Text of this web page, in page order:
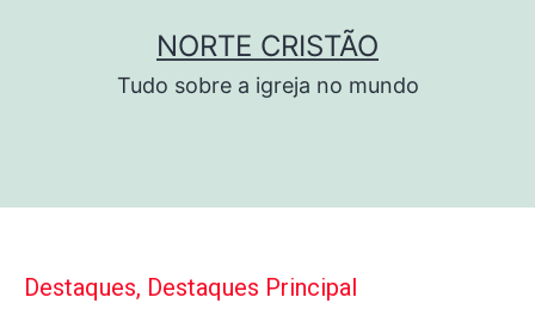
NORTE CRISTÃO
Tudo sobre a igreja no mundo
Destaques, Destaques Principal